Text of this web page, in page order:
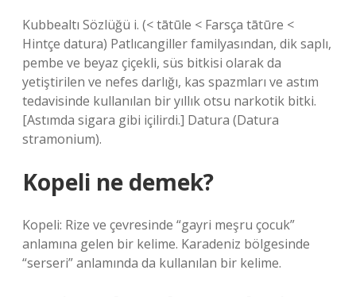
Kubbealtı Sözlüğü i. (< tātūle < Farsça tātūre <
Hintçe datura) Patlıcangiller familyasından, dik saplı,
pembe ve beyaz çiçekli, süs bitkisi olarak da
yetiştirilen ve nefes darlığı, kas spazmları ve astım
tedavisinde kullanılan bir yıllık otsu narkotik bitki.
[Astımda sigara gibi içilirdi.] Datura (Datura
stramonium).
Kopeli ne demek?
Kopeli: Rize ve çevresinde “gayri meşru çocuk”
anlamına gelen bir kelime. Karadeniz bölgesinde
“serseri” anlamında da kullanılan bir kelime.